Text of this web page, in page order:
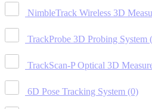
NimbleTrack Wireless 3D
TrackProbe 3D Probing System
TrackScan-P Optical 3D
6D Pose Tracking System (0)